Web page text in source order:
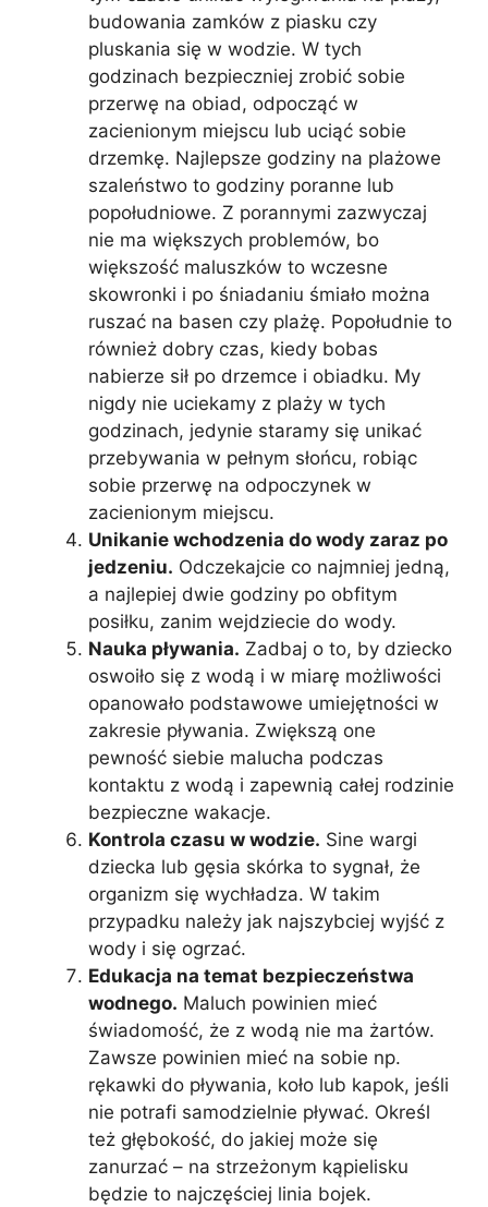
budowania zamków z piasku czy
pluskania się w wodzie. W tych
godzinach bezpieczniej zrobić sobie
przerwę na obiad, odpocząć w
zacienionym miejscu lub uciąć sobie
drzemkę. Najlepsze godziny na plażowe
szaleństwo to godziny poranne lub
popołudniowe. Z porannymi zazwyczaj
nie ma większych problemów, bo
większość maluszków to wczesne
skowronki i po śniadaniu śmiało można
ruszać na basen czy plażę. Popołudnie to
również dobry czas, kiedy bobas
nabierze sił po drzemce i obiadku. My
nigdy nie uciekamy z plaży w tych
godzinach, jedynie staramy się unikać
przebywania w pełnym słońcu, robiąc
sobie przerwę na odpoczynek w
zacienionym miejscu.
Unikanie wchodzenia do wody zaraz po
jedzeniu. Odczekajcie co najmniej jedną,
a najlepiej dwie godziny po obfitym
posiłku, zanim wejdziecie do wody.
Nauka pływania. Zadbaj o to, by dziecko
oswoiło się z wodą i w miarę możliwości
opanowało podstawowe umiejętności w
zakresie pływania. Zwiększą one
pewność siebie malucha podczas
kontaktu z wodą i zapewnią całej rodzinie
bezpieczne wakacje.
Kontrola czasu w wodzie. Sine wargi
dziecka lub gęsia skórka to sygnał, że
organizm się wychładza. W takim
przypadku należy jak najszybciej wyjść z
wody i się ogrzać.
Edukacja na temat bezpieczeństwa
wodnego. Maluch powinien mieć
świadomość, że z wodą nie ma żartów.
Zawsze powinien mieć na sobie np.
rękawki do pływania, koło lub kapok, jeśli
nie potrafi samodzielnie pływać. Określ
też głębokość, do jakiej może się
zanurzać – na strzeżonym kąpielisku
będzie to najczęściej linia bojek.